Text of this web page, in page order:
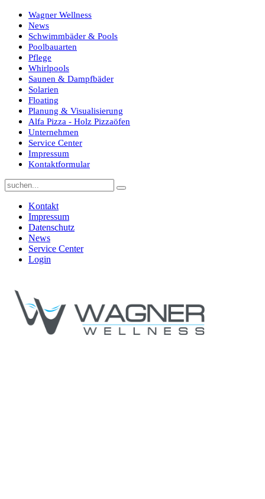
Wagner Wellness
News
Schwimmbäder & Pools
Poolbauarten
Pflege
Whirlpools
Saunen & Dampfbäder
Solarien
Floating
Planung & Visualisierung
Alfa Pizza - Holz Pizzaöfen
Unternehmen
Service Center
Impressum
Kontaktformular
Kontakt
Impressum
Datenschutz
News
Service Center
Login